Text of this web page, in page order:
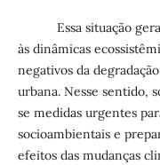
Essa situação gera a
às dinâmicas
negativos da
urbana. Nesse sentido,
se medidas urgentes
socioambientais e
efeitos das mudanças